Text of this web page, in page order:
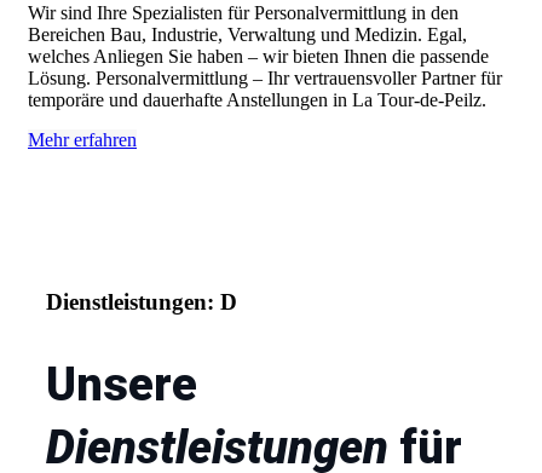
Wir sind Ihre Spezialisten für Personalvermittlung in den
Bereichen Bau, Industrie, Verwaltung und Medizin. Egal,
welches Anliegen Sie haben – wir bieten Ihnen die passende
Lösung. Personalvermittlung – Ihr vertrauensvoller Partner für
temporäre und dauerhafte Anstellungen in La Tour-de-Peilz.
Mehr erfahren
Dienstleistungen: D
Unsere
Dienstleistungen für